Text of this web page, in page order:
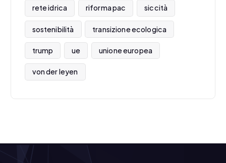
rete idrica riforma pac siccità
sostenibilità transizione ecologica
trump ue unione europea
von der leyen